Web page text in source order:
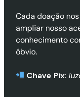
Cada doação
ampliar nosso
conhecimento
óbvio.
Chave Pix: